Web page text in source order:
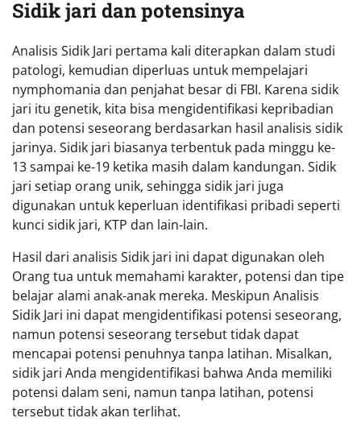
Sidik jari dan potensinya
Analisis Sidik Jari pertama kali diterapkan dalam studi
patologi, kemudian diperluas untuk mempelajari
nymphomania dan penjahat besar di FBI. Karena sidik
jari itu genetik, kita bisa mengidentifikasi kepribadian
dan potensi seseorang berdasarkan hasil analisis sidik
jarinya. Sidik jari biasanya terbentuk pada minggu ke-
13 sampai ke-19 ketika masih dalam kandungan. Sidik
jari setiap orang unik, sehingga sidik jari juga
digunakan untuk keperluan identifikasi pribadi seperti
kunci sidik jari, KTP dan lain-lain.
Hasil dari analisis Sidik jari ini dapat digunakan oleh
Orang tua untuk memahami karakter, potensi dan tipe
belajar alami anak-anak mereka. Meskipun Analisis
Sidik Jari ini dapat mengidentifikasi potensi seseorang,
namun potensi seseorang tersebut tidak dapat
mencapai potensi penuhnya tanpa latihan. Misalkan,
sidik jari Anda mengidentifikasi bahwa Anda memiliki
potensi dalam seni, namun tanpa latihan, potensi
tersebut tidak akan terlihat.